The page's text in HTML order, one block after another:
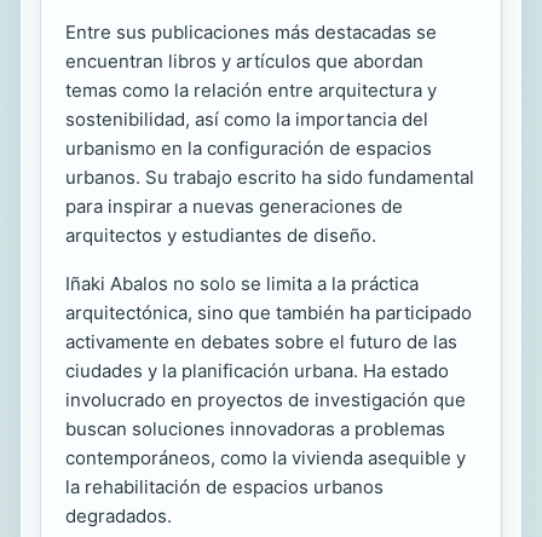
Entre sus publicaciones más destacadas se
encuentran libros y artículos que abordan
temas como la relación entre arquitectura y
sostenibilidad, así como la importancia del
urbanismo en la configuración de espacios
urbanos. Su trabajo escrito ha sido fundamental
para inspirar a nuevas generaciones de
arquitectos y estudiantes de diseño.
Iñaki Abalos no solo se limita a la práctica
arquitectónica, sino que también ha participado
activamente en debates sobre el futuro de las
ciudades y la planificación urbana. Ha estado
involucrado en proyectos de investigación que
buscan soluciones innovadoras a problemas
contemporáneos, como la vivienda asequible y
la rehabilitación de espacios urbanos
degradados.